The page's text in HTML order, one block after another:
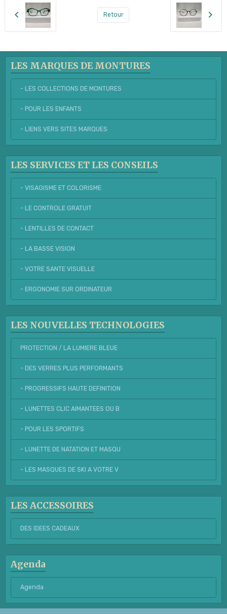
Retour
LES MARQUES DE MONTURES
- LES COLLECTIONS DE MONTURES
- POUR LES ENFANTS
- LIENS VERS SITES MARQUES
LES SERVICES ET LES CONSEILS
- VISAGISME ET COLORISME
- LE CONTROLE GRATUIT
- LENTILLES DE CONTACT
- LA BASSE VISION
- VOTRE SANTE VISUELLE
- ERGONOMIE SUR ORDINATEUR
LES NOUVELLES TECHNOLOGIES
PROTECTION / LA LUMIERE BLEUE
- DES VERRES PLUS PERFORMANTS
- PROGRESSIFS HAUTE DEFINITION
- LUNETTES CLIC AIMANTEES OU B
- POUR LES SPORTIFS
- LUNETTE DE NATATION ET MASQU
- LES MASQUES DE SKI A VOTRE V
LES ACCESSOIRES
DES IDEES CADEAUX
Agenda
Agenda